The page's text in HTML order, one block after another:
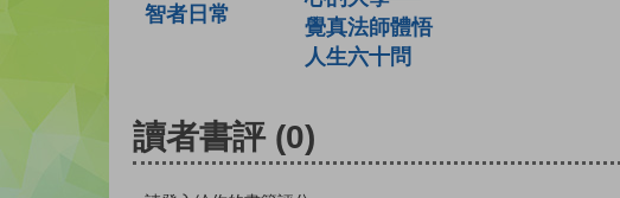
智者日常
覺真法師體悟
人生六十問
讀者書評 (0)